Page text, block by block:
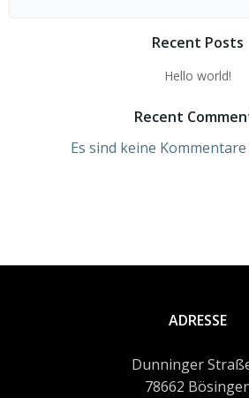
Recent Posts
Hello world!
Recent
Es sind keine
ADRESSE
Dunninger
78662